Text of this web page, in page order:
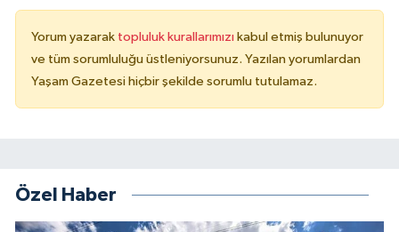
Yorum yazarak topluluk kurallarımızı kabul etmiş bulunuyor
ve tüm sorumluluğu üstleniyorsunuz. Yazılan yorumlardan
Yaşam Gazetesi hiçbir şekilde sorumlu tutulamaz.
Özel Haber